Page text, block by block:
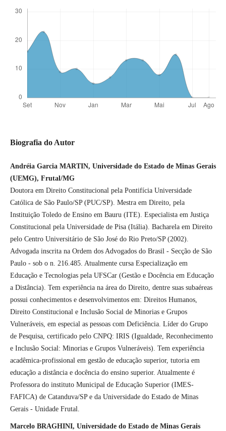
Biografia do Autor
Andréia Garcia MARTIN, Universidade do Estado de Minas Gerais
(UEMG), Frutal/MG
Doutora em Direito Constitucional pela Pontifícia Universidade
Católica de São Paulo/SP (PUC/SP). Mestra em Direito, pela
Instituição Toledo de Ensino em Bauru (ITE). Especialista em Justiça
Constitucional pela Universidade de Pisa (Itália). Bacharela em Direito
pelo Centro Universitário de São José do Rio Preto/SP (2002).
Advogada inscrita na Ordem dos Advogados do Brasil - Secção de São
Paulo - sob o n. 216.485. Atualmente cursa Especialização em
Educação e Tecnologias pela UFSCar (Gestão e Docência em Educação
a Distância). Tem experiência na área do Direito, dentre suas subaéreas
possui conhecimentos e desenvolvimentos em: Direitos Humanos,
Direito Constitucional e Inclusão Social de Minorias e Grupos
Vulneráveis, em especial as pessoas com Deficiência. Líder do Grupo
de Pesquisa, certificado pelo CNPQ: IRIS (Igualdade, Reconhecimento
e Inclusão Social: Minorias e Grupos Vulneráveis). Tem experiência
acadêmica-profissional em gestão de educação superior, tutoria em
educação a distância e docência do ensino superior. Atualmente é
Professora do instituto Municipal de Educação Superior (IMES-
FAFICA) de Catanduva/SP e da Universidade do Estado de Minas
Gerais - Unidade Frutal.
Marcelo BRAGHINI, Universidade do Estado de Minas Gerais